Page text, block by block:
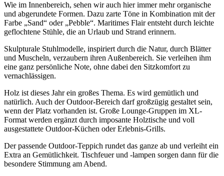
Wie im Innenbereich, sehen wir auch hier immer mehr organische
und abgerundete Formen. Dazu zarte Töne in Kombination mit der
Farbe „Sand“ oder „Pebble“. Maritimes Flair entsteht durch leichte
geflochtene Stühle, die an Urlaub und Strand erinnern.
Skulpturale Stuhlmodelle, inspiriert durch die Natur, durch Blätter
und Muscheln, verzaubern ihren Außenbereich. Sie verleihen ihm
eine ganz persönliche Note, ohne dabei den Sitzkomfort zu
vernachlässigen.
Holz ist dieses Jahr ein großes Thema. Es wird gemütlich und
natürlich. Auch der Outdoor-Bereich darf großzügig gestaltet sein,
wenn der Platz vorhanden ist. Große Lounge-Gruppen im XL-
Format werden ergänzt durch imposante Holztische und voll
ausgestattete Outdoor-Küchen oder Erlebnis-Grills.
Der passende Outdoor-Teppich rundet das ganze ab und verleiht ein
Extra an Gemütlichkeit. Tischfeuer und -lampen sorgen dann für die
besondere Stimmung am Abend.